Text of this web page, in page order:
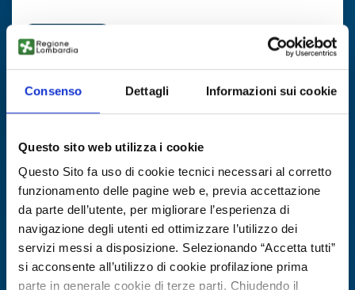
Consenso Dettagli Informazioni sui cookie
Questo sito web utilizza i cookie
Questo Sito fa uso di cookie tecnici necessari al corretto
funzionamento delle pagine web e, previa accettazione
da parte dell’utente, per migliorare l’esperienza di
navigazione degli utenti ed ottimizzare l’utilizzo dei
servizi messi a disposizione. Selezionando “Accetta tutti”
si acconsente all’utilizzo di cookie profilazione prima
parte in generale cookie di terze parti. Chiudendo il
Sistema adattivo per controllo HVAC
ID: TOES20250821010
Expires on04 novembre 2026